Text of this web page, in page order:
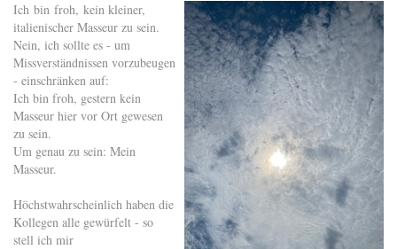
Ich bin froh, kein kleiner,
italienischer Masseur zu sein.
Nein, ich sollte es - um
Missverständnissen vorzubeugen
- einschränken auf:
Ich bin froh, gestern kein
Masseur hier vor Ort gewesen
zu sein.
Um genau zu sein: Mein
Masseur.
Höchstwahrscheinlich haben die
Kollegen alle gewürfelt - so
stell ich mir